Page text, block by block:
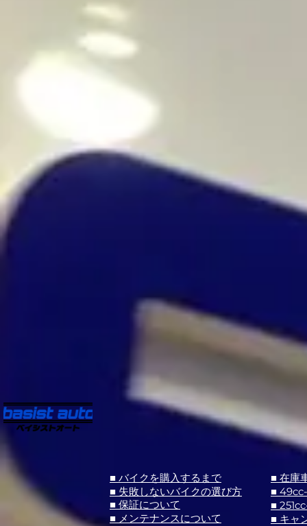
■ バイクを購入するまで
■ 失敗しないバイクの選び方
■ 保証について
■ メンテナンスについて
■ 在庫
■
■
■ キャ